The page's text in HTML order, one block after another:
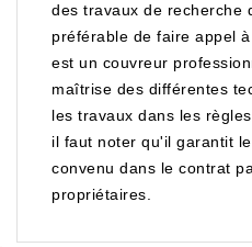
des travaux de recherche
préférable de faire appel
est un couvreur
maîtrise des différentes
les travaux dans les
il faut noter qu'il garantit
convenu dans le contrat
propriétaires.